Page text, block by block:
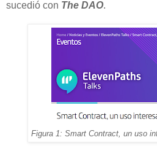
sucedió con The DAO.
Figura 1: Smart Contract, un uso